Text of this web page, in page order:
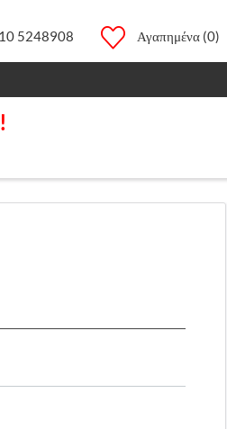
5248908 Αγαπημένα (0)